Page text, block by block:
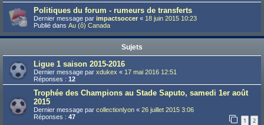
Politiques du forum - rumeurs de transferts
Dernier message par impactsoccer « 18 juin 2015 10:23
Publié dans Au (ô) Canada
Sujets
Ligue 1 saison 2015-2016
Dernier message par xdukex « 17 mai 2016 12:51
Réponses : 12
Trophée des Champions au Stade Saputo, samedi 1er août
2015
Dernier message par collectionlyon « 26 juillet 2015 3:06
Réponses : 47 1 2